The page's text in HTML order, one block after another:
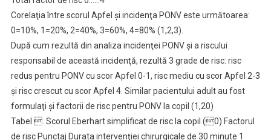
Corelaţia între scorul Apfel şi incidenţa PONV este următoarea:
0=10%, 1=20%, 2=40%, 3=60%, 4=80% (1,2,3).
După cum rezultă din analiza incidenţei PONV şi a riscului
responsabil de această incidenţă, rezultă 3 grade de risc: risc
redus pentru PONV cu scor Apfel 0-1, risc mediu cu scor Apfel 2-3
şi risc crescut cu scor Apfel 4. Similar pacientului adult au fost
formulaţi şi factorii de risc pentru PONV la copil (1,20)
Tabel . Scorul Eberhart simplificat de risc la copil (0) Factorul
de risc Punctaj Durata intervenţiei chirurgicale de 30 minute 1